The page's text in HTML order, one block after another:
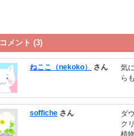
コメント (3)
ねここ（nekoko） さん
気
ら
soffiche さん
ダ
ク
植